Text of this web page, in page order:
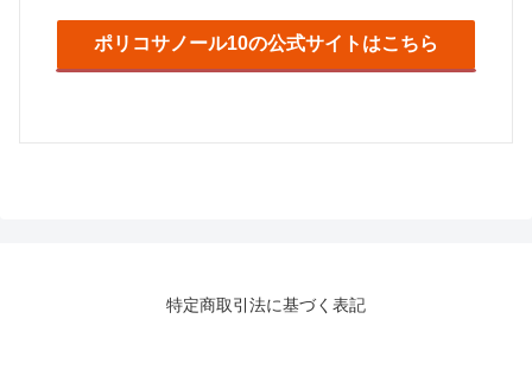
ポリコサノール10の公式サイトはこちら
特定商取引法に基づく表記